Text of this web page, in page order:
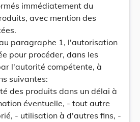
immédiatement du
avec mention des
paragraphe 1, l'autorisation
pour procéder, dans les
l'autorité compétente, à
suivantes:
des produits dans un délai à
éventuelle, - tout autre
- utilisation à d'autres fins, -